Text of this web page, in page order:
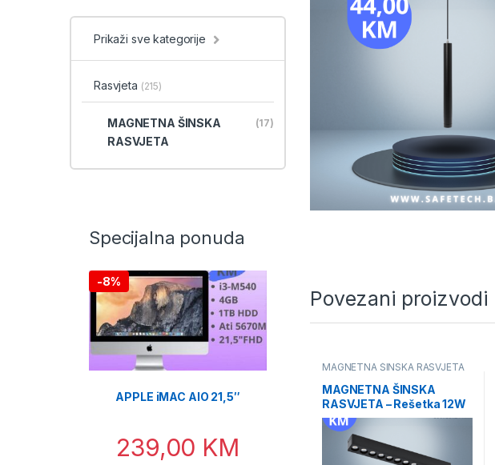
Povezani proizvodi
MAGNETNA ŠINSKA RASVJETA
MAGNETNA ŠINSKA
RASVJETA – Rešetka 12W
Prikaži sve kategorije
Rasvjeta (215)
MAGNETNA ŠINSKA
RASVJETA
(17)
Specijalna ponuda
-8%
APPLE iMAC AIO 21,5″
239,00 KM